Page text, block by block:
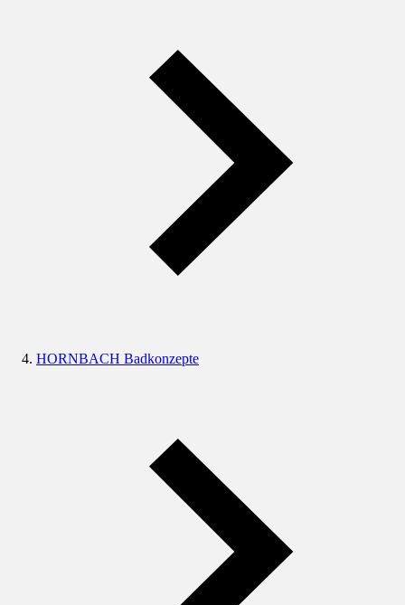
HORNBACH Badkonzepte